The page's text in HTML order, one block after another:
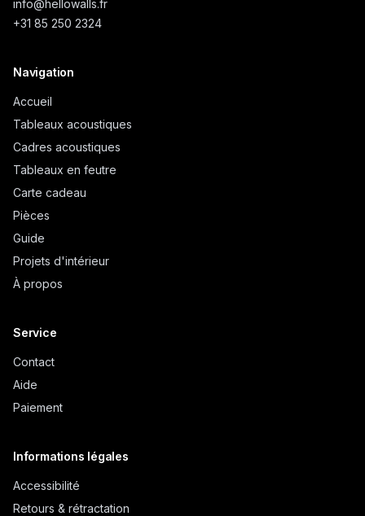
info@hellowalls.fr
+31 85 250 2324
Navigation
Accueil
Tableaux acoustiques
Cadres acoustiques
Tableaux en feutre
Carte cadeau
Pièces
Guide
Projets d'intérieur
À propos
Service
Contact
Aide
Paiement
Informations légales
Accessibilité
Retours & rétractation